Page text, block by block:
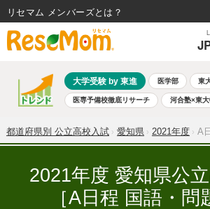
大学受験 by 東進 医学部 東
医専予備校徹底リサーチ 河合塾×東
共通テスト 夏休み 8月開催学校説明会・相談会
自由研究教材（小学生向け） 自由研究教材（中学生
都道府県別 公立高校入試 愛知県 2021年度 A
2021年度 愛知県公
［A日程 国語・問
リセマム メンバーズ